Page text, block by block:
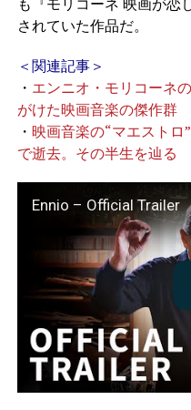
されていた作品だ。
＜関連記事＞
・ エンニオ・モリコーネ
がけた映画音楽の傑作群
・ 映画音楽の“マエストロ
で逝去。その半生を辿る
Ennio – Official Trailer